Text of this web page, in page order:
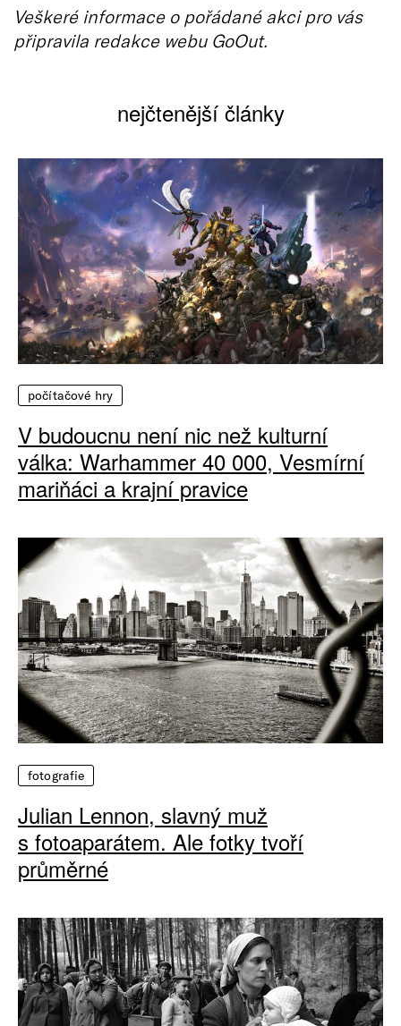
Veškeré informace o pořádané akci pro vás
připravila redakce webu GoOut.
nejčtenější články
počítačové hry
V budoucnu není nic než kulturní
válka: Warhammer 40 000, Vesmírní
mariňáci a krajní pravice
fotografie
Julian Lennon, slavný muž
s fotoaparátem. Ale fotky tvoří
průměrné